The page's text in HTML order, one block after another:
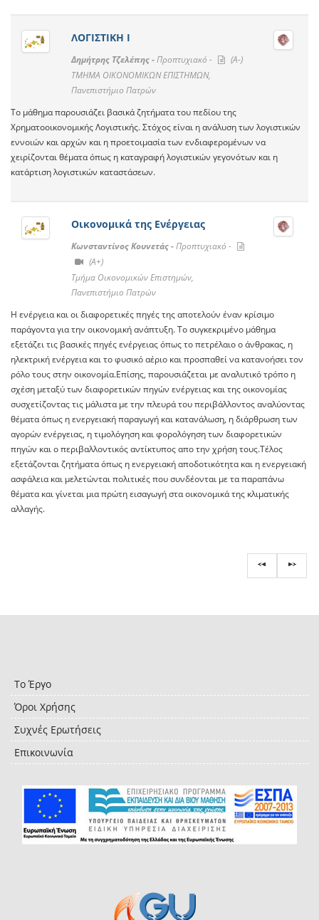
ΛΟΓΙΣΤΙΚΗ Ι
Δημήτρης Τζελέπης -Προπτυχιακό -
(A-)
TMHMA ΟΙΚΟΝΟΜΙΚΩΝ ΕΠΙΣΤΗΜΩΝ,
Πανεπιστήμιο Πατρών
Το μάθημα παρουσιάζει βασικά ζητήματα του πεδίου της
Χρηματοοικονομικής Λογιστικής. Στόχος είναι η ανάλυση των λογιστικών
εννοιών και αρχών και η προετοιμασία των ενδιαφερομένων να
χειρίζονται θέματα όπως η καταγραφή λογιστικών γεγονότων και η
κατάρτιση λογιστικών καταστάσεων.
Οικονομικά της Ενέργειας
Κωνσταντίνος Κουνετάς -Προπτυχιακό -
(A+)
Τμήμα Οικονομικών Επιστημών,
Πανεπιστήμιο Πατρών
H ενέργεια και οι διαφορετικές πηγές της αποτελούν έναν κρίσιμο
παράγοντα για την οικονομική ανάπτυξη. Το συγκεκριμένο μάθημα
εξετάζει τις βασικές πηγές ενέργειας όπως το πετρέλαιο ο άνθρακας, η
ηλεκτρική ενέργεια και το φυσικό αέριο και προσπαθεί να κατανοήσει τον
ρόλο τους στην οικονομία.Επίσης, παρουσιάζεται με αναλυτικό τρόπο η
σχέση μεταξύ των διαφορετικών πηγών ενέργειας και της οικονομίας
συσχετίζοντας τις μάλιστα με την πλευρά του περιβάλλοντος αναλύοντας
θέματα όπως η ενεργειακή παραγωγή και κατανάλωση, η διάρθρωση των
αγορών ενέργειας, η τιμολόγηση και φορολόγηση των διαφορετικών
πηγών και ο περιβαλλοντικός αντίκτυπος απο την χρήση τους.Τέλος
εξετάζονται ζητήματα όπως η ενεργειακή αποδοτικότητα και η ενεργειακή
ασφάλεια και μελετώνται πολιτικές που συνδέονται με τα παραπάνω
θέματα και γίνεται μια πρώτη εισαγωγή στα οικονομικά της κλιματικής
αλλαγής.
Το Έργο
Όροι Χρήσης
Συχνές Ερωτήσεις
Επικοινωνία